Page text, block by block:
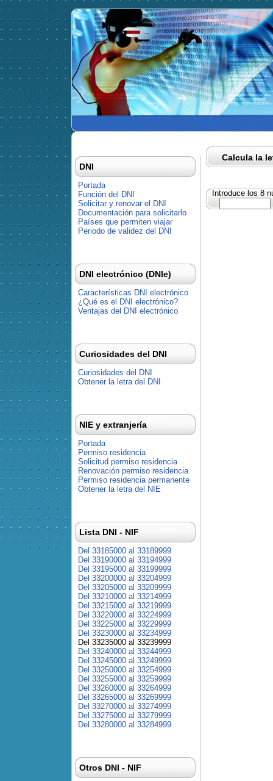
Calcula la
Introduce los 8
DNI
Portada
Función del DNI
Solicitar y renovar el DNI
Documentación para solicitarlo
Países que permiten viajar
Periodo de validez del DNI
DNI electrónico (DNIe)
Características DNI electrónico
¿Qué es el DNI electrónico?
Ventajas del DNI electrónico
Curiosidades del DNI
Curiosidades del DNI
Obtener la letra del DNI
NIE y extranjería
Portada
Permiso residencia
Solicitud permiso residencia
Renovación permiso residencia
Permiso residencia permanente
Obtener la letra del NIE
Lista DNI - NIF
Del 33185000 al 33189999
Del 33190000 al 33194999
Del 33195000 al 33199999
Del 33200000 al 33204999
Del 33205000 al 33209999
Del 33210000 al 33214999
Del 33215000 al 33219999
Del 33220000 al 33224999
Del 33225000 al 33229999
Del 33230000 al 33234999
Del 33235000 al 33239999
Del 33240000 al 33244999
Del 33245000 al 33249999
Del 33250000 al 33254999
Del 33255000 al 33259999
Del 33260000 al 33264999
Del 33265000 al 33269999
Del 33270000 al 33274999
Del 33275000 al 33279999
Del 33280000 al 33284999
Otros DNI - NIF